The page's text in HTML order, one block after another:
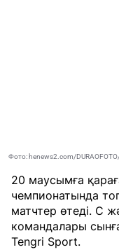
Фото: henews2.com/
20 маусымға
чемпионатында
матчтер өтеді. С
командалары
Tengri Sport.